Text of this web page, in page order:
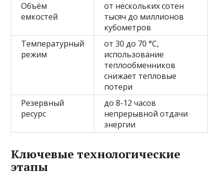
Объём
емкостей
от нескольких сотен
тысяч до миллионов
кубометров
Температурный
режим
от 30 до 70 °C,
использование
теплообменников
снижает тепловые
потери
Резервный
ресурс
до 8-12 часов
непрерывной отдачи
энергии
Ключевые технологические
этапы